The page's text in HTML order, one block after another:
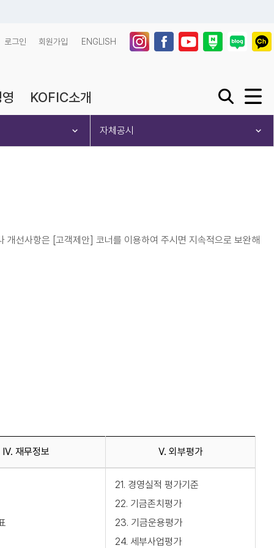
로그인 회원가입 ENGLISH
KOFIC소개 검색창 열기 또
사이트
자체공시
개선사항은 [고객제안] 코너를 이용하여 주시면 지속적으로 보완해
IV. 재무정보 V. 외부평가
21. 경영실적 평가기준
22. 기금존치평가
23. 기금운용평가
24. 세부사업평가